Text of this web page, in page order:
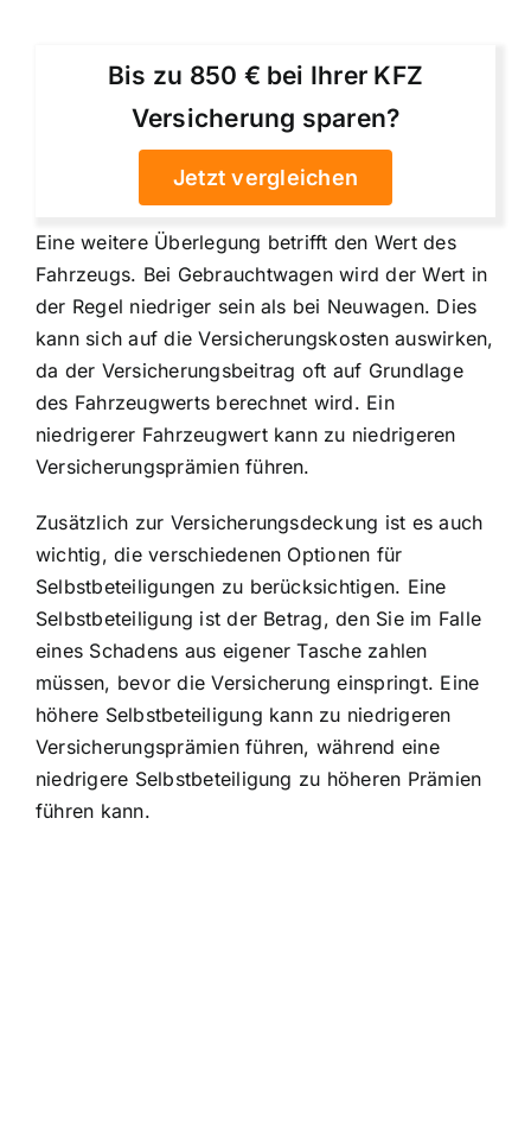
Bis zu 850 € bei Ihrer KFZ
Versicherung sparen?
Jetzt vergleichen
Eine weitere Überlegung betrifft den Wert des
Fahrzeugs. Bei Gebrauchtwagen wird der Wert in
der Regel niedriger sein als bei Neuwagen. Dies
kann sich auf die Versicherungskosten auswirken,
da der Versicherungsbeitrag oft auf Grundlage
des Fahrzeugwerts berechnet wird. Ein
niedrigerer Fahrzeugwert kann zu niedrigeren
Versicherungsprämien führen.
Zusätzlich zur Versicherungsdeckung ist es auch
wichtig, die verschiedenen Optionen für
Selbstbeteiligungen zu berücksichtigen. Eine
Selbstbeteiligung ist der Betrag, den Sie im Falle
eines Schadens aus eigener Tasche zahlen
müssen, bevor die Versicherung einspringt. Eine
höhere Selbstbeteiligung kann zu niedrigeren
Versicherungsprämien führen, während eine
niedrigere Selbstbeteiligung zu höheren Prämien
führen kann.